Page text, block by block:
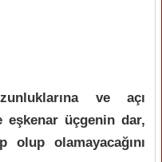
ve açı
üçgenin dar,
olamayacağını